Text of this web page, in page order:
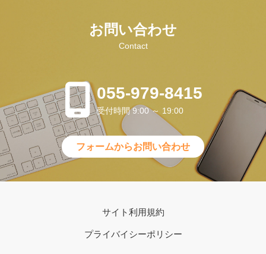
お問い合わせ
Contact
055-979-8415
受付時間 9:00 ～ 19:00
フォームからお問い合わせ
サイト利用規約
プライバイシーポリシー